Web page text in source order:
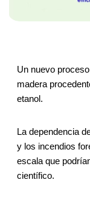
Un nuevo
madera
etanol.
La dependencia
y los incendios
escala que
científico.